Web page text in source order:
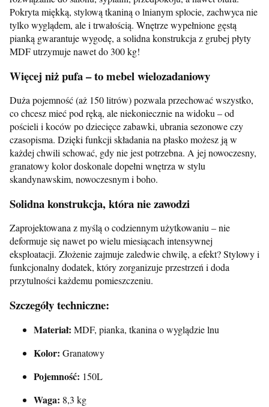
Pokryta miękką, stylową tkaniną o lnianym splocie, zachwyca nie
tylko wyglądem, ale i trwałością. Wnętrze wypełnione gęstą
pianką gwarantuje wygodę, a solidna konstrukcja z grubej płyty
MDF utrzymuje nawet do 300 kg!
Więcej niż pufa – to mebel wielozadaniowy
Duża pojemność (aż 150 litrów) pozwala przechować wszystko,
co chcesz mieć pod ręką, ale niekoniecznie na widoku – od
pościeli i koców po dziecięce zabawki, ubrania sezonowe czy
czasopisma. Dzięki funkcji składania na płasko możesz ją w
każdej chwili schować, gdy nie jest potrzebna. A jej nowoczesny,
granatowy kolor doskonale dopełni wnętrza w stylu
skandynawskim, nowoczesnym i boho.
Solidna konstrukcja, która nie zawodzi
Zaprojektowana z myślą o codziennym użytkowaniu – nie
deformuje się nawet po wielu miesiącach intensywnej
eksploatacji. Złożenie zajmuje zaledwie chwilę, a efekt? Stylowy i
funkcjonalny dodatek, który zorganizuje przestrzeń i doda
przytulności każdemu pomieszczeniu.
Szczegóły techniczne:
Materiał: MDF, pianka, tkanina o wyglądzie lnu
Kolor: Granatowy
Pojemność: 150L
Waga: 8,3 kg